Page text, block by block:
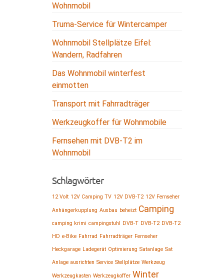
Wohnmobil
Truma-Service für Wintercamper
Wohnmobil Stellplätze Eifel:
Wandern, Radfahren
Das Wohnmobil winterfest
einmotten
Transport mit Fahrradträger
Werkzeugkoffer für Wohnmobile
Fernsehen mit DVB-T2 im
Wohnmobil
Schlagwörter
12 Volt 12V Camping TV 12V DVB-T2 12V Fernseher
Anhängerkupplung Ausbau beheizt Camping
camping krimi campingstuhl DVB-T DVB-T2 DVB-T2
HD e-Bike Fahrrad Fahrradträger Fernseher
Heckgarage Ladegerät Optimierung Satanlage Sat
Anlage ausrichten Service Stellplätze Werkzeug
Werkzeugkasten Werkzeugkoffer Winter